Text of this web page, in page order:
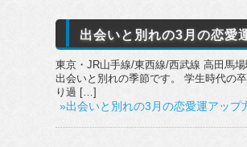
出会いと別れの3月の恋愛
東京・JR山手線/東西線/西武線 高田馬
出会いと別れの季節です。 学生時代の
り過 […]
»出会いと別れの3月の恋愛運アッ